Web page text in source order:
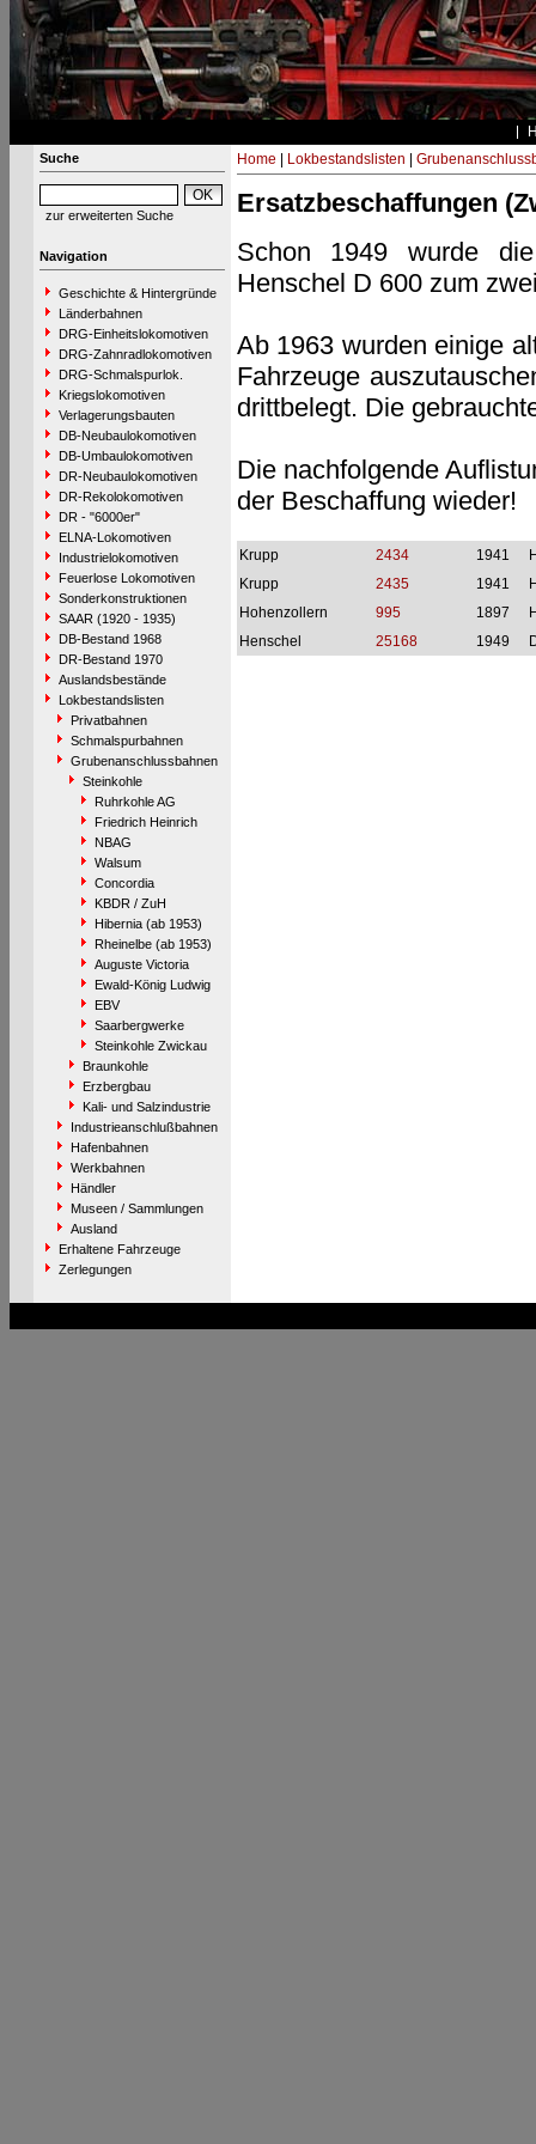
Suche
zur erweiterten Suche
Navigation
Geschichte & Hintergründe
Länderbahnen
DRG-Einheitslokomotiven
DRG-Zahnradlokomotiven
DRG-Schmalspurlok.
Kriegslokomotiven
Verlagerungsbauten
DB-Neubaulokomotiven
DB-Umbaulokomotiven
DR-Neubaulokomotiven
DR-Rekolokomotiven
DR - "6000er"
ELNA-Lokomotiven
Industrielokomotiven
Feuerlose Lokomotiven
Sonderkonstruktionen
SAAR (1920 - 1935)
DB-Bestand 1968
DR-Bestand 1970
Auslandsbestände
Lokbestandslisten
Privatbahnen
Schmalspurbahnen
Grubenanschlussbahnen
Steinkohle
Ruhrkohle AG
Friedrich Heinrich
NBAG
Walsum
Concordia
KBDR / ZuH
Hibernia (ab 1953)
Rheinelbe (ab 1953)
Auguste Victoria
Ewald-König Ludwig
EBV
Saarbergwerke
Steinkohle Zwickau
Braunkohle
Erzbergbau
Kali- und Salzindustrie
Industrieanschlußbahnen
Hafenbahnen
Werkbahnen
Händler
Museen / Sammlungen
Ausland
Erhaltene Fahrzeuge
Zerlegungen
Home Lokbestandslisten
Ersatzbeschaffungen
Schon 1949 wurde
Henschel D 600 zum
Ab 1963 wurden einige
Fahrzeuge
drittbelegt. Die
Die nachfolgende
der Beschaffung wieder!
Krupp 2434 1941
Krupp
2435 1941
Hohenzollern
995 1897
Henschel
25168 1949